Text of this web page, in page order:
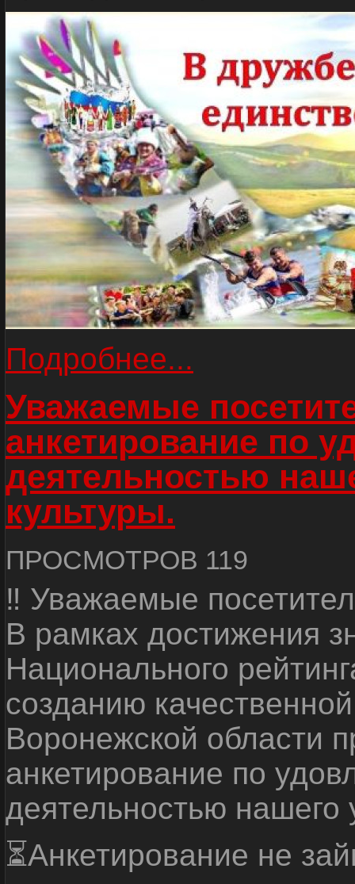
Подробнее...
Уважаемые
анкетирование по
деятельностью
культуры.
ПРОСМОТРОВ 119
‼ Уважаемые
В рамках достижения
Национального
созданию
Воронежской области
анкетирование по
деятельностью нашего
⏳Анкетирование не